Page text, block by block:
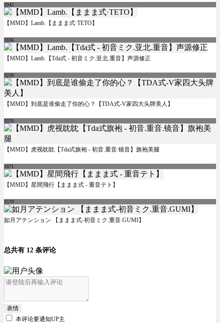
2042
【MMD】Lamb.【ままま式·TETO】
1836
【MMD】Lamb.【Tda式 - 初音ミク.亚北.重音】声源修正
3239
【MMD】到底是谁偷走了你的心？【TDA式-V家四大头牌美人】
3370
【MMD】虎视眈眈【Tda式旗袍 - 初音.重音.镜音】旗袍美腿
1671
【MMD】星間飛行【ままま式 - 重音テト】
1579
如月アテンション 【ままま式-初音ミク.重音.GUMI】
总共有 12 条评论
表情
本评论要通知UP主